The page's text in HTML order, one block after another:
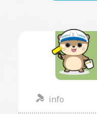
info